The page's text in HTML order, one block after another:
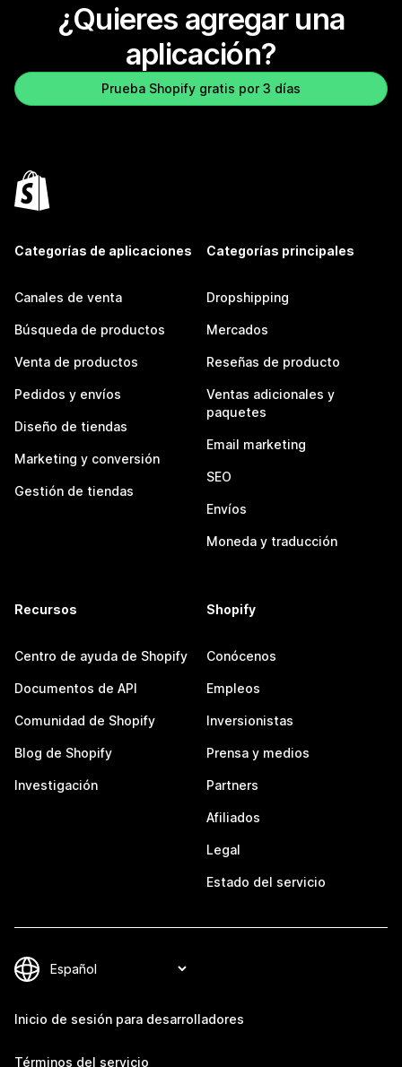
¿Quieres agregar una
aplicación?
Prueba Shopify gratis por 3 días
Categorías de aplicaciones
Canales de venta
Búsqueda de productos
Venta de productos
Pedidos y envíos
Diseño de tiendas
Marketing y conversión
Gestión de tiendas
Categorías principales
Dropshipping
Mercados
Reseñas de producto
Ventas adicionales y
paquetes
Email marketing
SEO
Envíos
Moneda y traducción
Recursos
Centro de ayuda de Shopify
Documentos de API
Comunidad de Shopify
Blog de Shopify
Investigación
Shopify
Conócenos
Empleos
Inversionistas
Prensa y medios
Partners
Afiliados
Legal
Estado del servicio
Inicio de sesión para desarrolladores
Términos del servicio